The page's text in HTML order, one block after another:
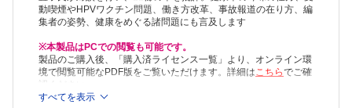
『酒好き医師が教える 最高の飲み方』
8章 50名の名医らが教える玉石混交（？）の健康法
『最強の健康法 病気にならない最先端科学編』『最強の健康法
ベスト・パフォーマンス編』
第3部：睡眠で健康になる
9章 よく寝る大人も育つ、睡眠医学の今を知る
『スタンフォード式 最高の睡眠』
動喫煙やHPVワクチン問題、働き方改革、事故報道の在り方、編
集者の姿勢、健康をめぐる諸問題にも言及します
※本製品はPCでの閲覧も可能です。
製品のご購入後、「購入済ライセンス一覧」より、オンライン環
境で閲覧可能なPDF版をご覧いただけます。詳細はこちらでご確
認ください。
推奨ブラウザ： Firefox 最新版 / Google Chrome 最新版 / Safari
すべてを表示